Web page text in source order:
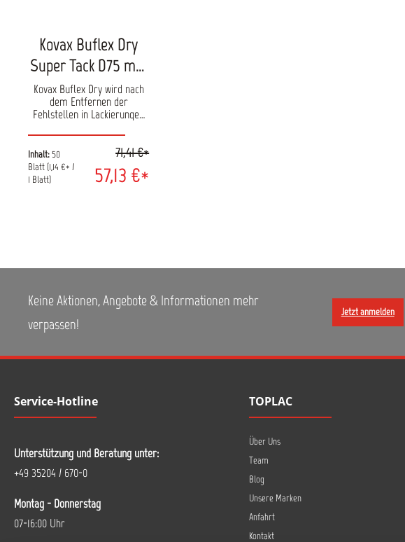
Kovax Buflex Dry
Super Tack D75 mm
Schleifscheiben
Kovax Buflex Dry wird nach
dem Entfernen der
Fehlstellen in Lackierungen
Polierprozess zu verkürzen.
Der ultraflexible, innovative
Latexträger mit einzigartiger
Körnungsstruktur hinterlässt
durch zu hartes Klett
Durchmesser: 75 mm
Lochung: ungelocht Haftung:
Klett Inhalt: 50 Blatt + 1x
Inhalt:50
Blatt(1,14 €* /
1 Blatt)
57,13 €*
71,41 €*
Keine Aktionen, Angebote & Informationen mehr
verpassen!
Jetzt anmelden
Service-Hotline
Unterstützung und Beratung unter:
+49 35204 / 670-0
Montag - Donnerstag
07-16:00 Uhr
TOPLAC
Über Uns
Team
Blog
Unsere Marken
Anfahrt
Kontakt